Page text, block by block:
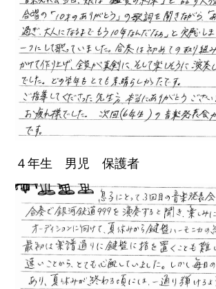
４年生 男児 保護者